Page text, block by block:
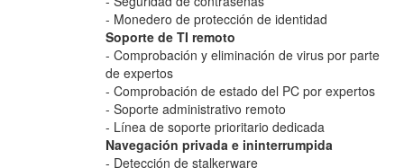
- Monedero de protección de identidad
Soporte de TI remoto
- Comprobación y eliminación de virus por parte
de expertos
- Comprobación de estado del PC por expertos
- Soporte administrativo remoto
- Línea de soporte prioritario dedicada
Navegación privada e ininterrumpida
- Detección de stalkerware